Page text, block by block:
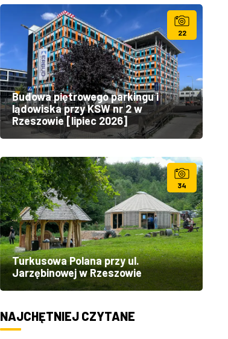
22
Budowa piętrowego parkingu i
lądowiska przy KSW nr 2 w
Rzeszowie [lipiec 2026]
34
Turkusowa Polana przy ul.
Jarzębinowej w Rzeszowie
NAJCHĘTNIEJ CZYTANE